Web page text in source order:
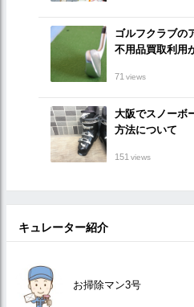
ゴルフクラブの
不用品買取利用
71 views
大阪でスノーボ
方法について
151 views
キュレーター紹介
お掃除マン3号